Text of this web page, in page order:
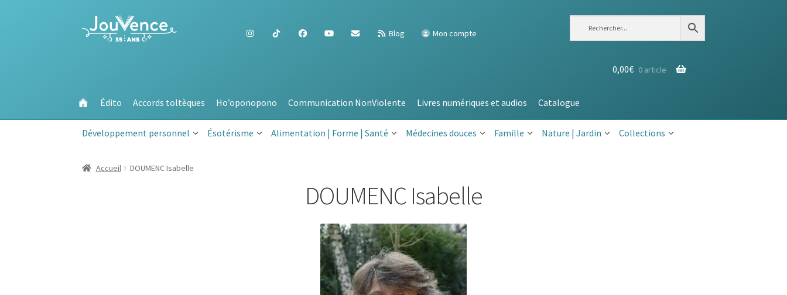
Aller
à
Aller
au
Blog Mon compte
0,00€ 0 article
Édito Accords toltèques Ho’oponopono Communication NonViolente Livres numériques et audios Catalogue
Développement personnel Ésotérisme Alimentation | Forme | Santé Médecines douces Famille Nature | Jardin Collections
Accueil DOUMENC Isabelle
DOUMENC Isabelle